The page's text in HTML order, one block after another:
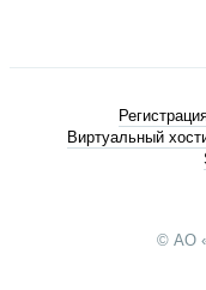
© АО
Виртуальный